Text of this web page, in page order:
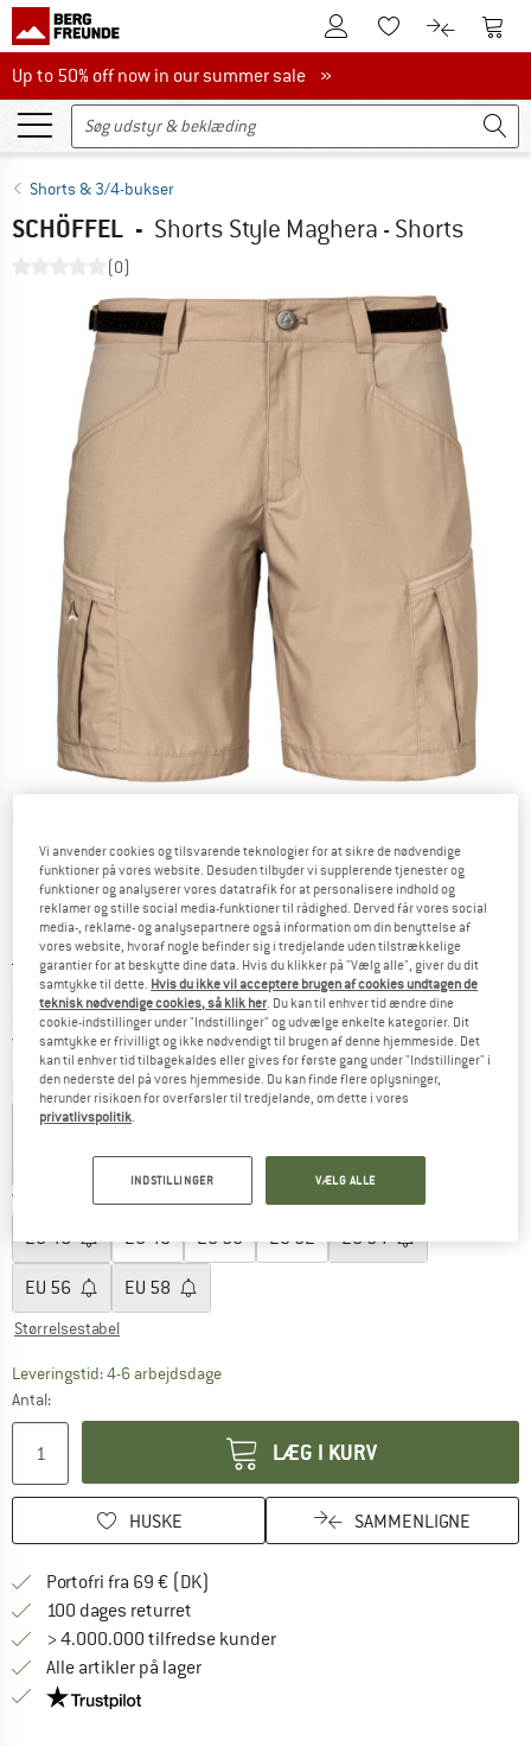
Til kundekontoenTil huskesedlen.
Til Til
Up to 50% off now in our summer sale
Up to 50% off now in our summer sale »
Shorts & 3/4-bukser
SCHÖFFEL - Shorts Style Maghera - Shorts
(0)
Original pris :
119,95€
Pris:
83,97€ inkl. moms.
KR627,73
Gratis forsendelse(DK)Danmark. Oplysninger om
Farve:Brandon Beige
Vælg en størrelse:
EU46 EU48 EU50 EU52 EU54
EU 56 EU 58
Størrelsestabel
Leveringstid: 4-6 arbejdsdageLinket åbnes i en infoboks og indeholder
Antal:
LÆG I KURV
HUSKE SAMMENLIGNE
Portofri fra 69 € (DK)
100 dages returret
> 4.000.000 tilfredse kunder
Alle artikler på lager
Vi er Trustpilot-certificeret - oplysningerne får du
Vi anvender cookies og tilsvarende teknologier for at sikre de nødvendige
funktioner på vores website. Desuden tilbyder vi supplerende tjenester og
funktioner og analyserer vores datatrafik for at personalisere indhold og
reklamer og stille social media-funktioner til rådighed. Derved får vores social
media-, reklame- og analysepartnere også information om din benyttelse af
vores website, hvoraf nogle befinder sig i tredjelande uden tilstrækkelige
garantier for at beskytte dine data. Hvis du klikker på "Vælg alle", giver du dit
samtykke til dette. Hvis du ikke vil acceptere brugen af cookies undtagen de
teknisk nødvendige cookies, så klik her . Du kan til enhver tid ændre dine
cookie-indstillinger under "Indstillinger" og udvælge enkelte kategorier. Dit
samtykke er frivilligt og ikke nødvendigt til brugen af denne hjemmeside. Det
kan til enhver tid tilbagekaldes eller gives for første gang under "Indstillinger" i
den nederste del på vores hjemmeside. Du kan finde flere oplysninger,
herunder risikoen for overførsler til tredjelande, om dette i vores
privatlivspolitik
INDSTILLINGER VÆLG ALLE